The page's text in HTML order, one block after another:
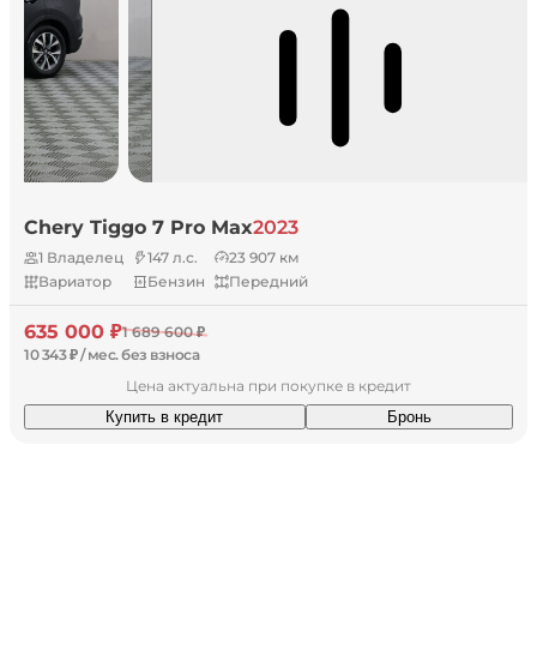
Chery Tiggo 7 Pro Max2023
1 Владелец 147 л.с.
23 907 км
Вариатор
Бензин Передний
635 000 ₽1 689 600 ₽
10 343 ₽ / мес. без взноса
Цена актуальна при покупке в кредит
Купить в кредит
Бронь